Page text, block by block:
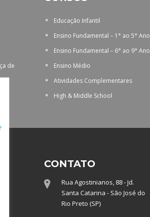
de
Educação Infantil
Ensino Fundamental – 1° ao 5° Ano
Ensino Fundamental – 6° ao 9° Ano
Ensino Médio
Atividades Complementares
High & Middle School
CONTATO
Rua Agostinianos, 88 - Jd.
Santa Catarina - São José do
Rio Preto (SP)